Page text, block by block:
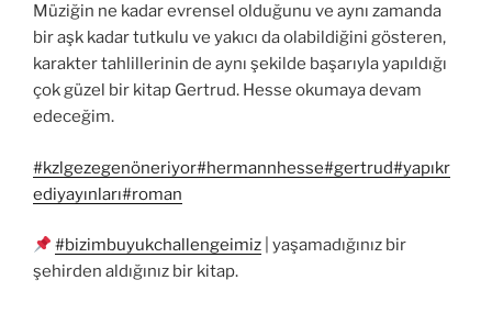
Müziğin ne kadar evrensel olduğunu ve aynı zamanda
bir aşk kadar tutkulu ve yakıcı da olabildiğini gösteren,
karakter tahlillerinin de aynı şekilde başarıyla yapıldığı
çok güzel bir kitap Gertrud. Hesse okumaya devam
edeceğim.
#kzlgezegenöneriyor#hermannhesse#gertrud#yapıkr
ediyayınları#roman
#bizimbuyukchallengeimiz | yaşamadığınız bir
şehirden aldığınız bir kitap.